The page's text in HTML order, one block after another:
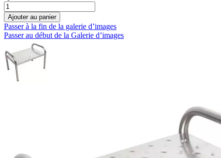
Ajouter au panier
Passer à la fin de la galerie d’images
Passer au début de la Galerie d’images